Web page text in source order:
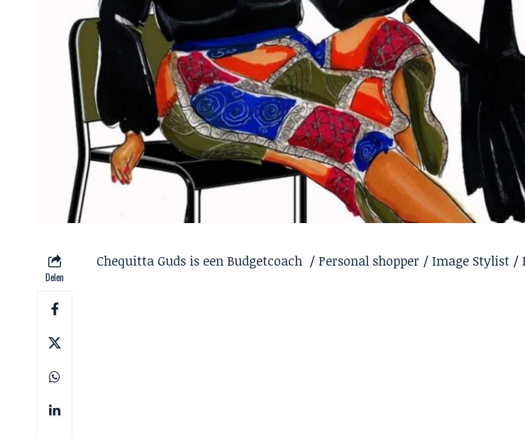
Delen
Chequitta Guds is een Budgetcoach / Personal shopper / Image Stylist /